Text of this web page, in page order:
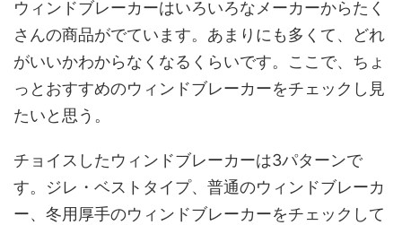
ウィンドブレーカーはいろいろなメーカーからたく
さんの商品がでています。あまりにも多くて、どれ
がいいかわからなくなるくらいです。ここで、ちょ
っとおすすめのウィンドブレーカーをチェックし見
たいと思う。
チョイスしたウィンドブレーカーは3パターンで
す。ジレ・ベストタイプ、普通のウィンドブレーカ
ー、冬用厚手のウィンドブレーカーをチェックして